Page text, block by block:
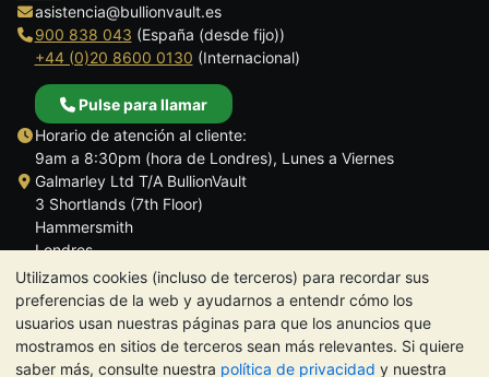
Utilizamos cookies (incluso de terceros) para recordar sus
preferencias de la web y ayudarnos a entendr cómo los
usuarios usan nuestras páginas para que los anuncios que
mostramos en sitios de terceros sean más relevantes. Si quiere
saber más, consulte nuestra política de privacidad y nuestra
asistencia@bullionvault.es
900 838 043 (España (desde fijo))
+44 (0)20 8600 0130 (Internacional)
Pulse para llamar
Horario de atención al cliente:
9am a 8:30pm (hora de Londres), Lunes a Viernes
Galmarley Ltd T/A BullionVault
3 Shortlands (7th Floor)
Hammersmith
Londres
W6 8DA
Reino Unido